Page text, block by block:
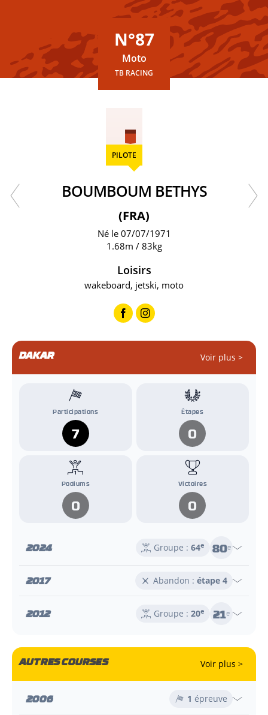
N°87
Moto
TB RACING
PILOTE
BOUMBOUM BETHYS
(FRA)
Né le 07/07/1971
1.68m / 83kg
Loisirs
wakeboard, jetski, moto
DAKAR Voir plus >
Participations
7
Étapes
0
Podiums
0
Victoires
0
2024 Groupe : 64e 80e
2017 Abandon : étape 4
2012 Groupe : 20e 21e
AUTRES COURSES Voir plus >
2006 1 épreuve